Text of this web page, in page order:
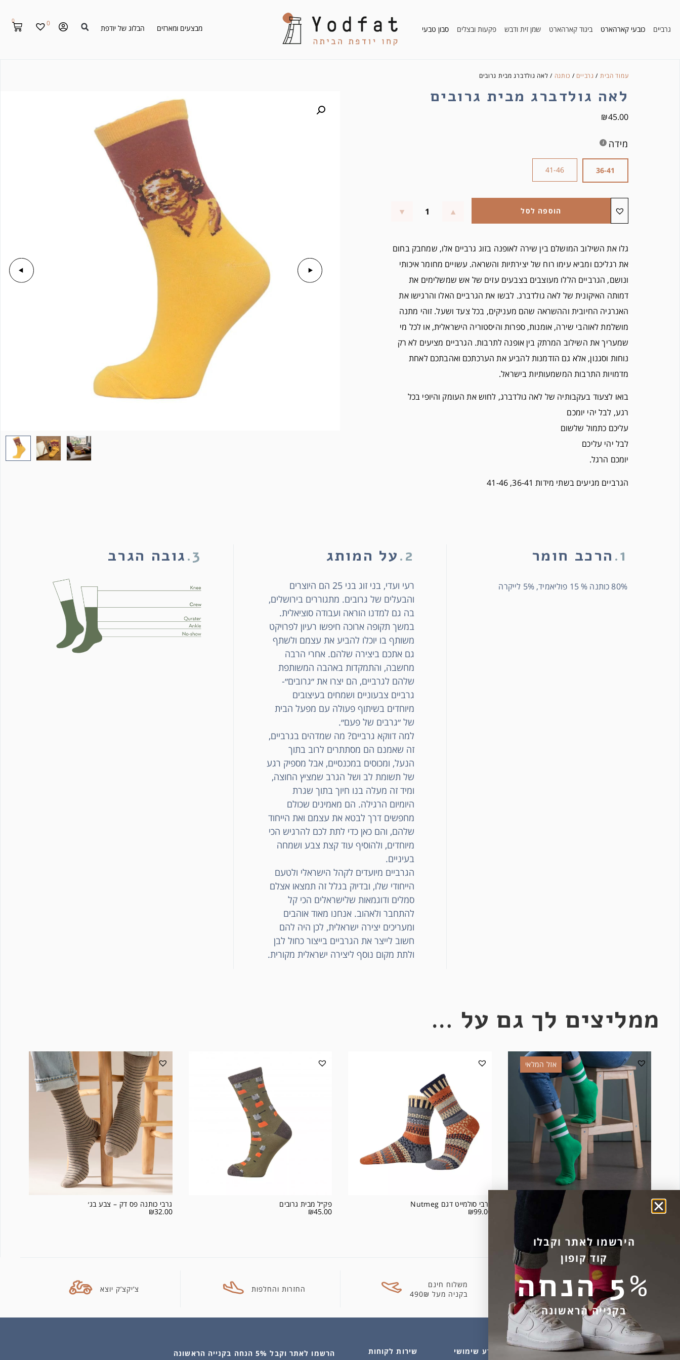
0 0
מבצעים ומארזים הבלוג של יודפת סבון טבעי פקעות ובצלים שמן זית ודבש ביגוד קארהארט כובעי קארהארט גרביים
עמוד הבית / גרביים / כותנה / לאה גולדברג מבית גרובים
לאה גולדברג מבית גרובים
₪45.00
מידה
36-41
41-46
הוספה לסל
גלו את השילוב המושלם בין שירה לאופנה בזוג גרביים אלו, שמחבק בחום
את רגליכם ומביא עימו רוח של יצירתיות והשראה. עשויים מחומר איכותי
ונושם, הגרביים הללו מעוצבים בצבעים עזים של אש שמשלימים את
דמותה האיקונית של לאה גולדברג. לבשו את הגרביים האלו והרגישו את
האנרגיה החיובית וההשראה שהם מעניקים, בכל צעד ושעל. זוהי מתנה
מושלמת לאוהבי שירה, אומנות, ספרות והיסטוריה הישראלית, או לכל מי
שמעריך את השילוב המרתק בין אופנה לתרבות. הגרביים מציעים לא רק
נוחות וסגנון, אלא גם הזדמנות להביע את הערכתכם ואהבתכם לאחת
מדמויות התרבות המשמעותיות בישראל.
בואו לצעוד בעקבותיה של לאה גולדברג, לחוש את העומק והיופי בכל
רגע, לבל יהי יומכם
עליכם כתמול שלשום
לבל יהי עליכם
יומכם הרגל.
הגרביים מגיעים בשתי מידות 36-41, 41-46
1. הרכב חומר
80% כותנה % 15 פוליאמיד, 5% לייקרה
2. על המותג
רעי ועדי, בני זוג בני 25 הם היוצרים
והבעלים של גרובים. מתגוררים בירושלים,
בה גם למדנו הוראה ועבודה סוציאלית.
במשך תקופה ארוכה חיפשו רעיון לפרויקט
משותף בו יוכלו להביע את עצמם ולשתף
גם אתכם ביצירה שלהם. אחרי הרבה
מחשבה, והתמקדות באהבה המשותפת
שלהם לגרביים, הם יצרו את ״גרובים״-
גרביים צבעוניים ושמחים בעיצובים
מיוחדים בשיתוף פעולה עם מפעל הבית
של ״גרבים של פעם״.
למה דווקא גרביים? מה שמדהים בגרביים,
זה שאמנם הם מסתתרים לרוב בתוך
הנעל, ומכוסים במכנסיים, אבל מספיק רגע
של תשומת לב ושל הגרב שמציץ החוצה,
ומיד זה מעלה בנו חיוך בתוך שגרת
היומיום הרגילה. הם מאמינים שכולם
מחפשים דרך לבטא את עצמם ואת הייחוד
שלהם, והם כאן כדי לתת לכם להרגיש הכי
מיוחדים, ולהוסיף עוד קצת צבע ושמחה
בעיניים.
הגרביים מיועדים לקהל הישראלי ולטעם
הייחודי שלו, ובדיוק בגלל זה תמצאו אצלם
סמלים ודוגמאות שלישראלים הכי קל
להתחבר ולאהוב. אנחנו מאוד אוהבים
ומעריכים יצירה ישראלית, לכן היה להם
חשוב לייצר את הגרביים בייצור כחול לבן
ולתת מקום נוסף ליצירה ישראלית מקורית.
3. גובה הגרב
ממליצים לך גם על …
אזל המלאי
גרבי ספורט 2 פסים רקע ירוק
המוצר אזל מהמלאי.
גרבי סולמייט דגם Nutmeg
₪99.00
פק״ל מבית גרובים
₪45.00
גרבי כותנה פס דק – צבע בג׳
₪32.00
קניה מאובטחת
משלוח חינם
בקניה מעל 490₪
החזרות והחלפות צ’יקצ’ק יוצא
מהחנות עלינו מידע שימושי שירות לקוחות הרשמו לאתר וקבל 5% הנחה בקנייה הראשונה
הירשמו לאתר וקבלו
קוד קופון
5% הנחה
בקנייה הראשונה